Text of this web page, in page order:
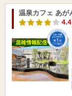
温泉カフェ あが